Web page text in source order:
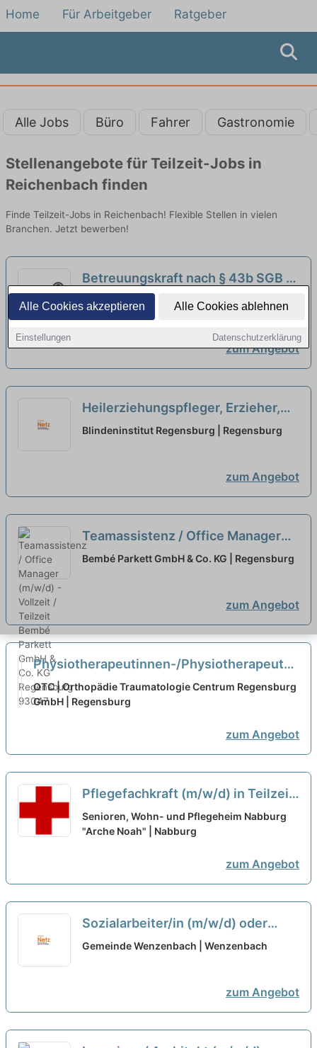
Alle Cookies akzeptieren Alle Cookies ablehnen
Einstellungen Datenschutzerklärung
Home Für Arbeitgeber Ratgeber
Alle Jobs Büro Fahrer Gastronomie
Stellenangebote für Teilzeit-Jobs in
Reichenbach finden
Finde Teilzeit-Jobs in Reichenbach! Flexible Stellen in vielen
Branchen. Jetzt bewerben!
Betreuungskraft nach § 43b SGB XI
(m/w/d) in Teilzeit (25-30h) - Wir
suchen Zuwachs in unserem Team!
BRK Senioren- und Servicezentrum
Neutraubling | Neutraubling
zum Angebot
Heilerziehungspfleger, Erzieher,
Gesundheits- und Krankenpfleger
Blindeninstitut Regensburg | Regensburg
zum Angebot
Teamassistenz / Office Manager
(m/w/d) - Vollzeit / Teilzeit neu
Bembé Parkett GmbH & Co. KG | Regensburg
zum Angebot
Physiotherapeutinnen-/Physiotherapeuten
in Teilzeit (m/w/d) neu
OTC | Orthopädie Traumatologie Centrum Regensburg
GmbH | Regensburg
zum Angebot
Pflegefachkraft (m/w/d) in Teilzeit
- Wir freuen uns auf Deine
Unterstützung! neu
Senioren, Wohn- und Pflegeheim Nabburg
"Arche Noah" | Nabburg
zum Angebot
Sozialarbeiter/in (m/w/d) oder
Sozialpädagoge/-pädagogin
Gemeinde Wenzenbach | Wenzenbach
zum Angebot